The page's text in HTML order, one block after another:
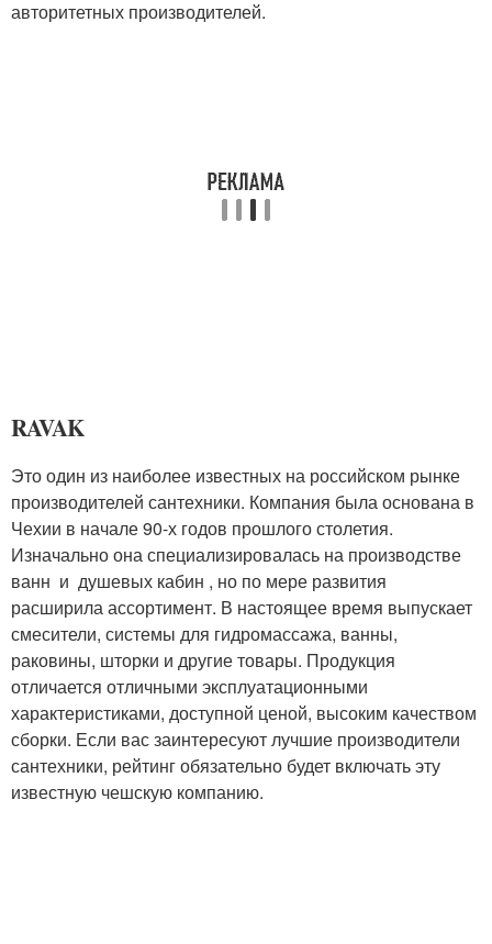
авторитетных производителей.
RAVAK
Это один из наиболее известных на российском рынке
производителей сантехники. Компания была основана в
Чехии в начале 90-х годов прошлого столетия.
Изначально она специализировалась на производстве
ванн и душевых кабин , но по мере развития
расширила ассортимент. В настоящее время выпускает
смесители, системы для гидромассажа, ванны,
раковины, шторки и другие товары. Продукция
отличается отличными эксплуатационными
характеристиками, доступной ценой, высоким качеством
сборки. Если вас заинтересуют лучшие производители
сантехники, рейтинг обязательно будет включать эту
известную чешскую компанию.